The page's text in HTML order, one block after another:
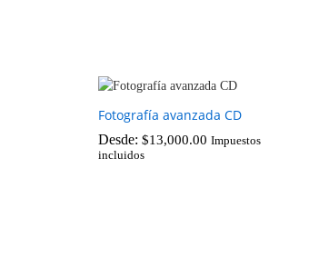
Fotografía avanzada CD
Desde: $13,000.00 Impuestos
incluidos